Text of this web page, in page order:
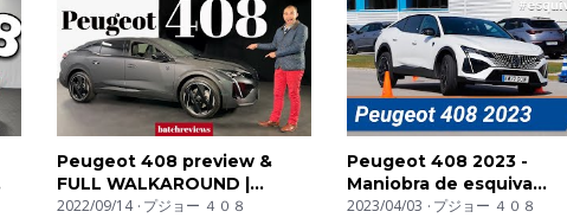
Peugeot 408 preview &
FULL WALKAROUND |
batchreviews
2022/09/14 プジョー ４０８
Peugeot 408 2023 -
Maniobra de esquiva
(moose test) y eslalon |
2023/04/03 プジョー ４０８